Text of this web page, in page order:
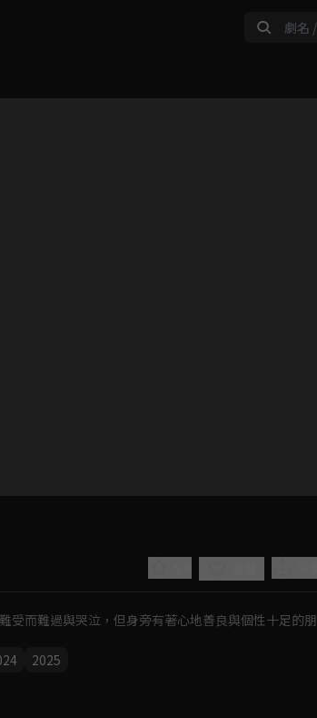
受而難過與哭泣，但身旁有著心地善良與個性十足的朋
2025